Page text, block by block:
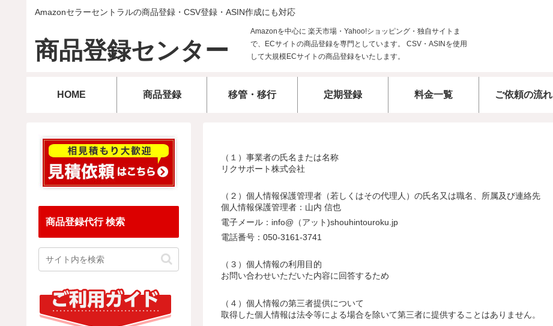
Amazonセラーセントラルの商品登録・CSV登録・ASIN作成にも対応
商品登録センター
HOME 商品登録 移管・移行 定期登録 料金一覧 ご依頼の流れ
（１）事業者の氏名または名称
リクサポート株式会社
（２）個人情報保護管理者（若しくはその代理人）の氏名又は職名、所属及び連絡先
個人情報保護管理者：山内 信也
電子メール：info@（アット)shouhintouroku.jp
電話番号：050-3161-3741
（３）個人情報の利用目的
お問い合わせいただいた内容に回答するため
（４）個人情報の第三者提供について
取得した個人情報は法令等による場合を除いて第三者に提供することはありません。
商品登録代行 検索